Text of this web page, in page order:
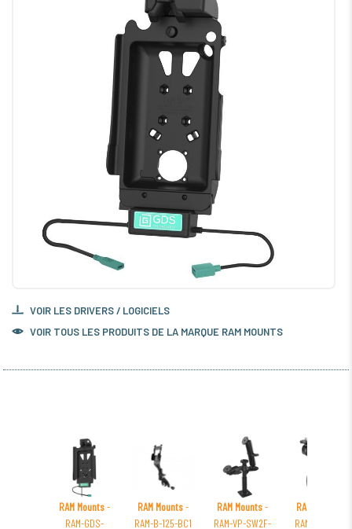
VOIR LES DRIVERS / LOGICIELS
VOIR TOUS LES PRODUITS DE LA MARQUE RAM MOUNTS
RAM Mounts-
RAM-GDS-
RAM Mounts-
RAM-B-125-BC1
RAM Mounts-
RAM-VP-SW2F-
RAM Mounts
RAM-B-404-A-